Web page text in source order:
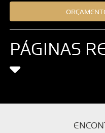
PÁGINAS